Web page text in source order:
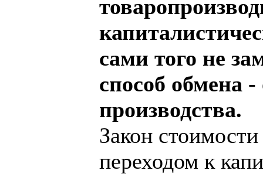
сами того не
способ обмена
производства.
Закон
переходом к